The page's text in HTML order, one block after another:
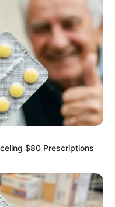
$80 Prescriptions